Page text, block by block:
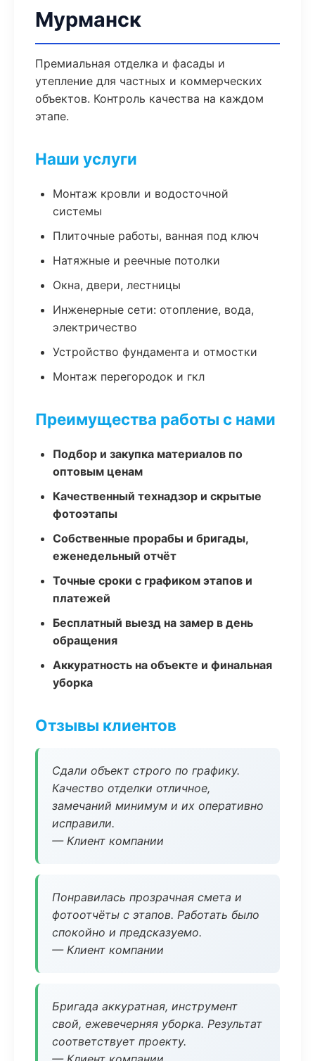
Мурманск
Премиальная отделка и фасады и
утепление для частных и коммерческих
объектов. Контроль качества на каждом
этапе.
Наши услуги
Монтаж кровли и водосточной
системы
Плиточные работы, ванная под ключ
Натяжные и реечные потолки
Окна, двери, лестницы
Инженерные сети: отопление, вода,
электричество
Устройство фундамента и отмостки
Монтаж перегородок и гкл
Преимущества работы с нами
Подбор и закупка материалов по
оптовым ценам
Качественный технадзор и скрытые
фотоэтапы
Собственные прорабы и бригады,
еженедельный отчёт
Точные сроки с графиком этапов и
платежей
Бесплатный выезд на замер в день
обращения
Аккуратность на объекте и финальная
уборка
Отзывы клиентов
Сдали объект строго по графику.
Качество отделки отличное,
замечаний минимум и их оперативно
исправили.
— Клиент компании
Понравилась прозрачная смета и
фотоотчёты с этапов. Работать было
спокойно и предсказуемо.
— Клиент компании
Бригада аккуратная, инструмент
свой, ежевечерняя уборка. Результат
соответствует проекту.